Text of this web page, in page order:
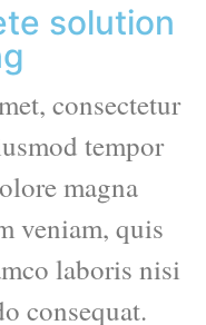
solution
consectetur
tempor
magna
veniam, quis
laboris nisi
consequat.